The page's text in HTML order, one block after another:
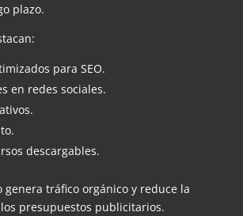
plazo.
para SEO.
en redes sociales.
descargables.
genera tráfico orgánico y reduce la
presupuestos publicitarios.